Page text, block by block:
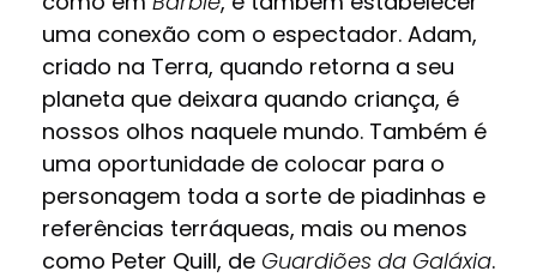
uma conexão com o espectador. Adam,
criado na Terra, quando retorna a seu
planeta que deixara quando criança, é
nossos olhos naquele mundo. Também é
uma oportunidade de colocar para o
personagem toda a sorte de piadinhas e
referências terráqueas, mais ou menos
como Peter Quill, de Guardiões da Galáxia.